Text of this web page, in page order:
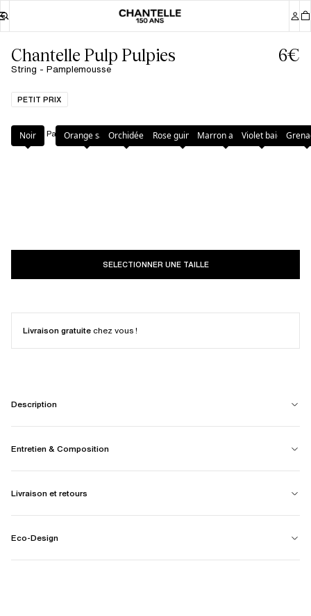
Chantelle Pulp Pulpies
String - Pamplemousse
6€
PETIT PRIX
Couleur Pamplemousse
Noir Orange sariOrchidée Rose guimauveMarron ambreViolet baie
SELECTIONNER UNE TAILLE
Livraison gratuite chez vous !
Description
Entretien & Composition
Livraison et retours
Eco-Design